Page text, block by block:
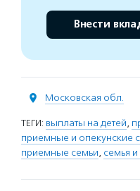
Внести
Московская обл.
ТЕГИ: выплаты на детей,
приемные и опекунские
приемные семьи, семья и